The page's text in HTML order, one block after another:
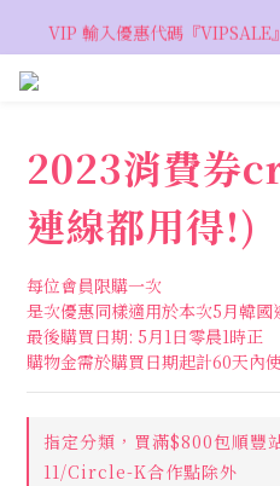
VIP 輸入優惠代碼『VIPSALE
VIP 輸入優惠代碼『VIPSALE
歡迎預約親臨荔枝角
2023消費券
連線都用得!)
每位會員限購一次
是次優惠同樣適用於本次5月韓國
最後購買日期: 5月1日零晨1時正
購物金需於購買日期起計60天內
指定分類，買滿$800包順豐
11/Circle-K合作點除外